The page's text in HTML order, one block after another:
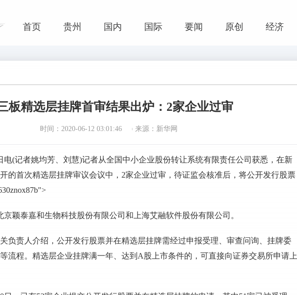
首页 贵州 国内 国际 要闻 原创 经济
板精选层挂牌首审结果出炉：2家企业过审
时间：2020-06-12 03:01:46 来源：新华网
电(记者姚均芳、刘慧)记者从全国中小企业股份转让系统有限责任公司获悉，在新
的首次精选层挂牌审议会议中，2家企业过审，待证监会核准后，将公开发行股票
京颖泰嘉和生物科技股份有限公司和上海艾融软件股份有限公司。
负责人介绍，公开发行股票并在精选层挂牌需经过申报受理、审查问询、挂牌委
流程。精选层企业挂牌满一年、达到A股上市条件的，可直接向证券交易所申请上